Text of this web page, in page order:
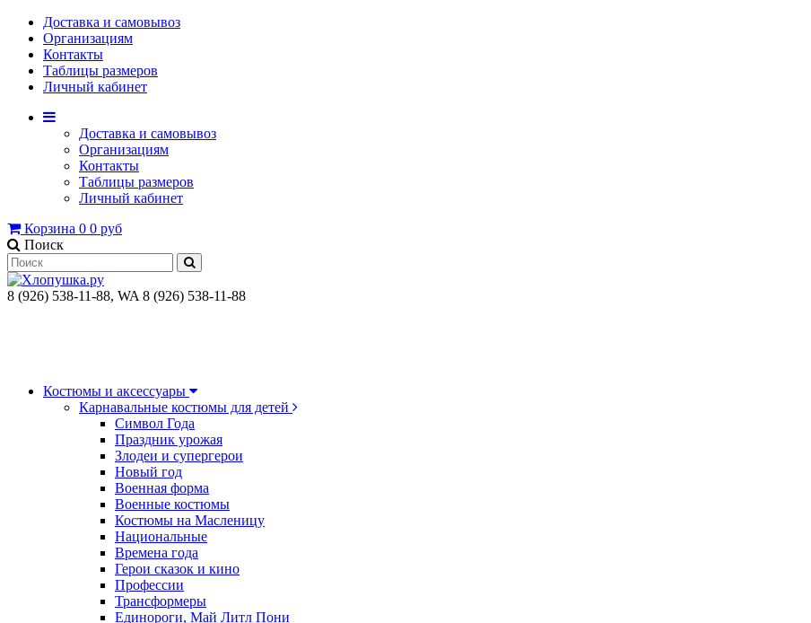
Доставка и самовывоз
Организациям
Контакты
Таблицы размеров
Личный кабинет
Доставка и самовывоз
Организациям
Контакты
Таблицы размеров
Личный кабинет
Корзина 0 0 руб
Поиск
8 (926) 538-11-88, WA 8 (926) 538-11-88
Костюмы и аксессуары
Карнавальные костюмы для детей
Символ Года
Праздник урожая
Злодеи и супергерои
Новый год
Военная форма
Военные костюмы
Костюмы на Масленицу
Национальные
Времена года
Герои сказок и кино
Профессии
Трансформеры
Единороги, Май Литл Пони